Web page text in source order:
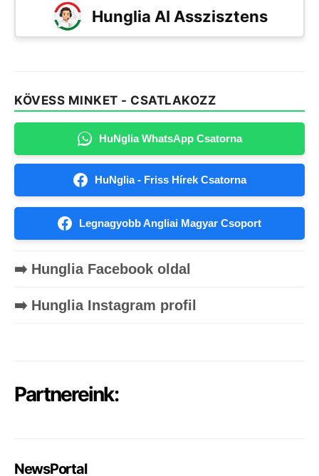
Hunglia AI Asszisztens
KÖVESS MINKET - CSATLAKOZZ
HuNglia WhatsApp Csatorna
HuNglia - Friss Hírek Csatorna
Legnagyobb Angliai Magyar Csoport
➡️ Hunglia Facebook oldal
➡️ Hunglia Instagram profil
Partnereink:
NewsPortal